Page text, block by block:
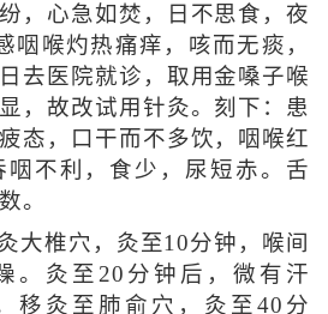
，心急如焚，日不思食，夜
咽喉灼热痛痒，咳而无痰，
去医院就诊，取用金嗓子喉
，故改试用针灸。刻下：患
态，口干而不多饮，咽喉红
不利，食少，尿短赤。舌
。
大椎穴，灸至10分钟，喉间
。灸至20分钟后，微有汗
移灸至肺俞穴，灸至40分